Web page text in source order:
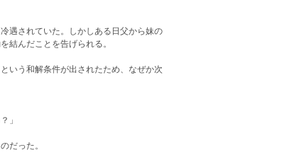
遇されていた。しかしある日父から妹の
結んだことを告げられる。
いう和解条件が出されたため、なぜか次
」
だった。